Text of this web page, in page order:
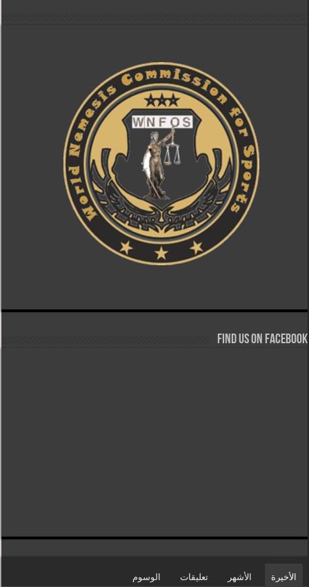
Find us on Facebook
الأخيرة الأشهر تعليقات الوسوم